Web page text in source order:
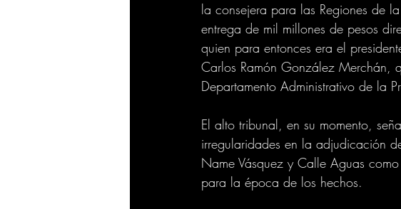
la consejera para las Regiones de
entrega de mil millones de pesos
quien para entonces era el
Carlos Ramón González Merchán,
Departamento Administrativo de la
El alto tribunal, en su momento,
irregularidades en la adjudicación
Name Vásquez y Calle Aguas
para la época de los hechos.